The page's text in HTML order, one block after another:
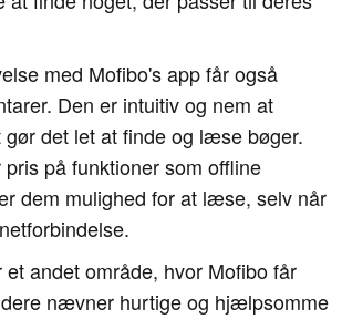
med Mofibo's app får også
Den er intuitiv og nem at
gør det let at finde og læse bøger.
på funktioner som offline
dem mulighed for at læse, selv når
andet område, hvor Mofibo får
nævner hurtige og hjælpsomme